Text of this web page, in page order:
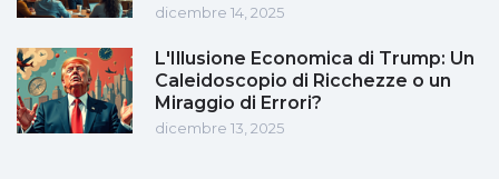
dicembre 14, 2025
L'Illusione Economica di Trump: Un
Caleidoscopio di Ricchezze o un
Miraggio di Errori?
dicembre 13, 2025